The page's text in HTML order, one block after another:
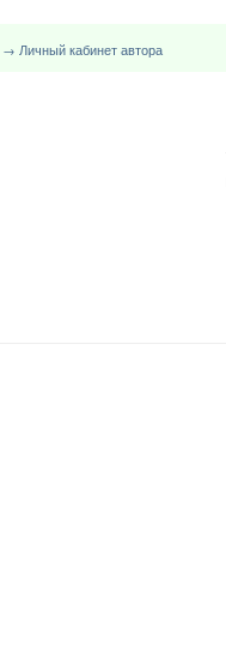
→ Личный кабинет автора